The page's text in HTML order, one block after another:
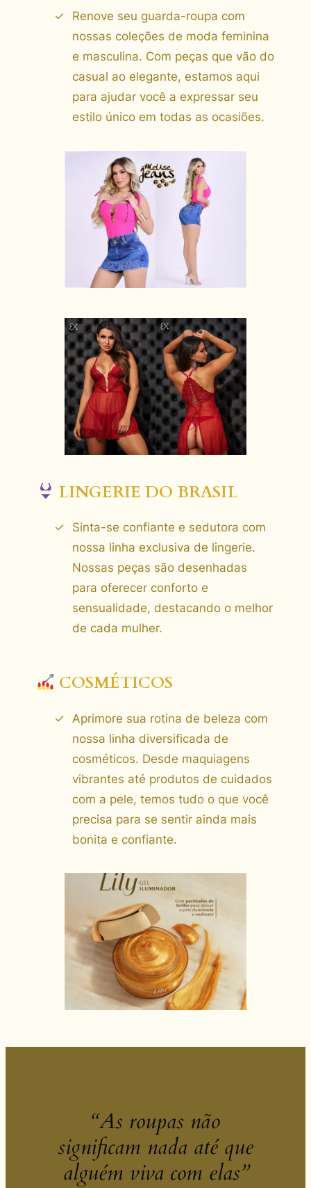
Renove seu guarda-roupa com
nossas coleções de moda feminina
e masculina. Com peças que vão do
casual ao elegante, estamos aqui
para ajudar você a expressar seu
estilo único em todas as ocasiões.
LINGERIE DO BRASIL
Sinta-se confiante e sedutora com
nossa linha exclusiva de lingerie.
Nossas peças são desenhadas
para oferecer conforto e
sensualidade, destacando o melhor
de cada mulher.
COSMÉTICOS
Aprimore sua rotina de beleza com
nossa linha diversificada de
cosméticos. Desde maquiagens
vibrantes até produtos de cuidados
com a pele, temos tudo o que você
precisa para se sentir ainda mais
bonita e confiante.
“As roupas não
significam nada até que
alguém viva com elas”